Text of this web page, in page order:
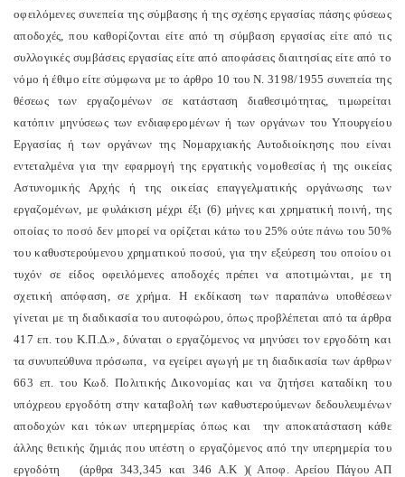
οφειλόμενες συνεπεία της σύμβασης ή της σχέσης εργασίας πάσης φύσεως
αποδοχές, που καθορίζονται είτε από τη σύμβαση εργασίας είτε από τις
συλλογικές συμβάσεις εργασίας είτε από αποφάσεις διαιτησίας είτε από το
νόμο ή έθιμο είτε σύμφωνα με το άρθρο 10 του Ν. 3198/1955 συνεπεία της
θέσεως των εργαζομένων σε κατάσταση διαθεσιμότητας, τιμωρείται
κατόπιν μηνύσεως των ενδιαφερομένων ή των οργάνων του Υπουργείου
Εργασίας ή των οργάνων της Νομαρχιακής Αυτοδιοίκησης που είναι
εντεταλμένα για την εφαρμογή της εργατικής νομοθεσίας ή της οικείας
Αστυνομικής Αρχής ή της οικείας επαγγελματικής οργάνωσης των
εργαζομένων, με φυλάκιση μέχρι έξι (6) μήνες και χρηματική ποινή, της
οποίας το ποσό δεν μπορεί να ορίζεται κάτω του 25% ούτε πάνω του 50%
του καθυστερούμενου χρηματικού ποσού, για την εξεύρεση του οποίου οι
τυχόν σε είδος οφειλόμενες αποδοχές πρέπει να αποτιμώνται, με τη
σχετική απόφαση, σε χρήμα. Η εκδίκαση των παραπάνω υποθέσεων
γίνεται με τη διαδικασία του αυτοφώρου, όπως προβλέπεται από τα άρθρα
417 επ. του Κ.Π.Δ.», δύναται ο εργαζόμενος να μηνύσει τον εργοδότη και
τα συνυπεύθυνα πρόσωπα, να εγείρει αγωγή με τη διαδικασία των άρθρων
663 επ. του Κωδ. Πολιτικής Δικονομίας και να ζητήσει καταδίκη του
υπόχρεου εργοδότη στην καταβολή των καθυστερούμενων δεδουλευμένων
αποδοχών και τόκων υπερημερίας όπως και την αποκατάσταση κάθε
άλλης θετικής ζημιάς που υπέστη ο εργαζόμενος από την υπερημερία του
εργοδότη (άρθρα 343,345 και 346 Α.Κ )( Αποφ. Αρείου Πάγου ΑΠ